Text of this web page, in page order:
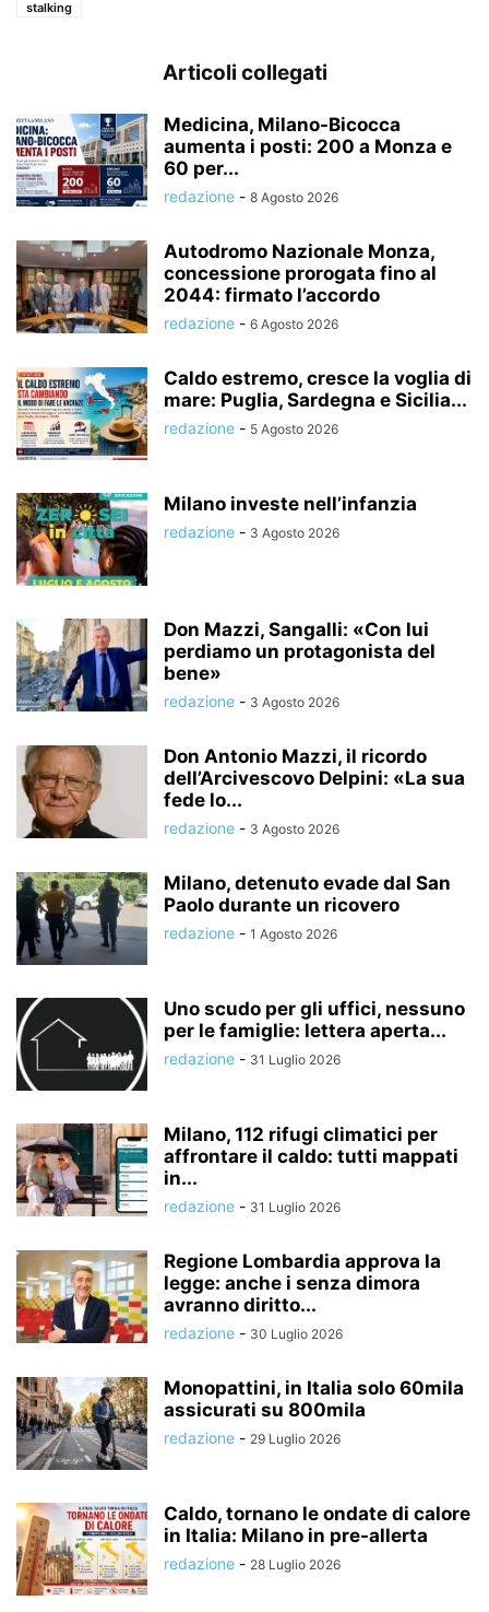
stalking
Articoli collegati
Medicina, Milano-Bicocca
aumenta i posti: 200 a Monza e
60 per...
redazione - 8 Agosto 2026
Autodromo Nazionale Monza,
concessione prorogata fino al
2044: firmato l’accordo
redazione - 6 Agosto 2026
Caldo estremo, cresce la voglia di
mare: Puglia, Sardegna e Sicilia...
redazione - 5 Agosto 2026
Milano investe nell’infanzia
redazione - 3 Agosto 2026
Don Mazzi, Sangalli: «Con lui
perdiamo un protagonista del
bene»
redazione - 3 Agosto 2026
Don Antonio Mazzi, il ricordo
dell’Arcivescovo Delpini: «La sua
fede lo...
redazione - 3 Agosto 2026
Milano, detenuto evade dal San
Paolo durante un ricovero
redazione - 1 Agosto 2026
Uno scudo per gli uffici, nessuno
per le famiglie: lettera aperta...
redazione - 31 Luglio 2026
Milano, 112 rifugi climatici per
affrontare il caldo: tutti mappati
in...
redazione - 31 Luglio 2026
Regione Lombardia approva la
legge: anche i senza dimora
avranno diritto...
redazione - 30 Luglio 2026
Monopattini, in Italia solo 60mila
assicurati su 800mila
redazione - 29 Luglio 2026
Caldo, tornano le ondate di calore
in Italia: Milano in pre-allerta
redazione - 28 Luglio 2026